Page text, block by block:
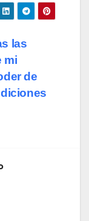
las
mi
de